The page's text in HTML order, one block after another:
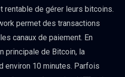
rentable de gérer leurs bitcoins.
permet des transactions
canaux de paiement. En
principale de Bitcoin, la
environ 10 minutes. Parfois